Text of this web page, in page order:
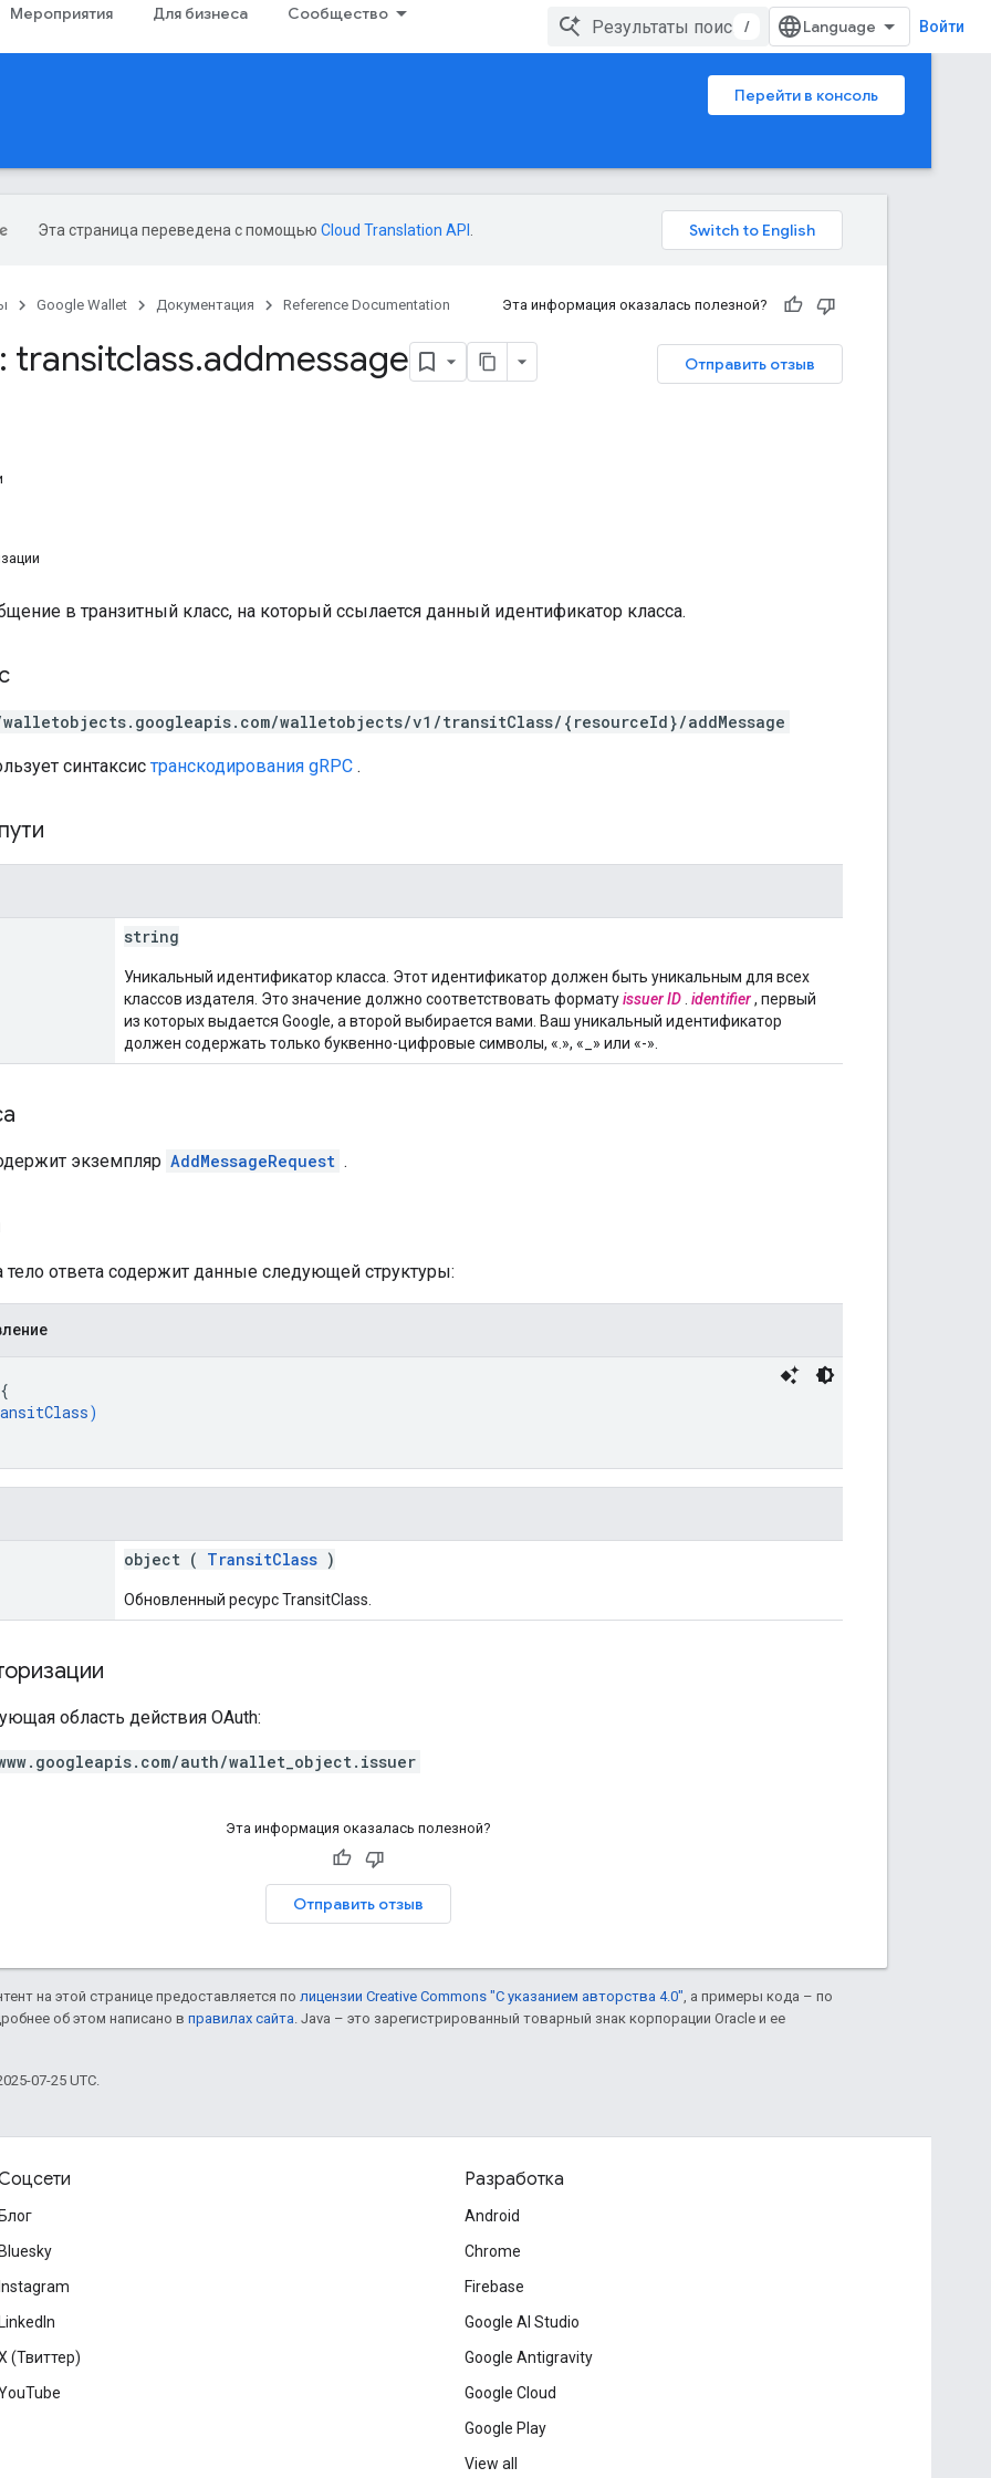
Мероприятия Для бизнеса Сообщество
/ Войти
Перейти в консоль
Эта страница переведена с помощью Cloud Translation API
Google Wallet Документация Reference Documentation Эта информация оказалась полезной?
Отправить отзыв
transitclass.addmessage
в транзитный класс, на который ссылается данный идентификатор класса.
walletobjects.googleapis.com/walletobjects/v1/transitClass/{resourceId}/addMessage
синтаксис транскодирования gRPC .
string
Уникальный идентификатор класса. Этот идентификатор должен быть уникальным для всех
классов издателя. Это значение должно соответствовать форматуissuer ID identifier, первый
из которых выдается Google, а второй выбирается вами. Ваш уникальный идентификатор
должен содержать только буквенно-цифровые символы, «.», «_» или «-».
экземпляр AddMessageRequest .
тело ответа содержит данные следующей структуры:
{
)
object ( TransitClass )
Обновленный ресурс TransitClass.
область действия OAuth:
auth/wallet_object.issuer
Эта информация оказалась полезной?
Отправить отзыв
на этой странице предоставляется по лицензии Creative Commons "С указанием авторства 4.0" , а примеры кода – по
об этом написано в правилах сайта . Java – это зарегистрированный товарный знак корпорации Oracle и ее
07-25 UTC.
Блог
Bluesky
Instagram
LinkedIn
(Твиттер)
Разработка
Android
Chrome
Firebase
Google AI Studio
Google Antigravity
Google Cloud
Google Play
View all